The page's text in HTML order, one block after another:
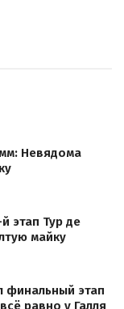
Невядома
этап Тур де
майку
финальный этап
равно у Галля